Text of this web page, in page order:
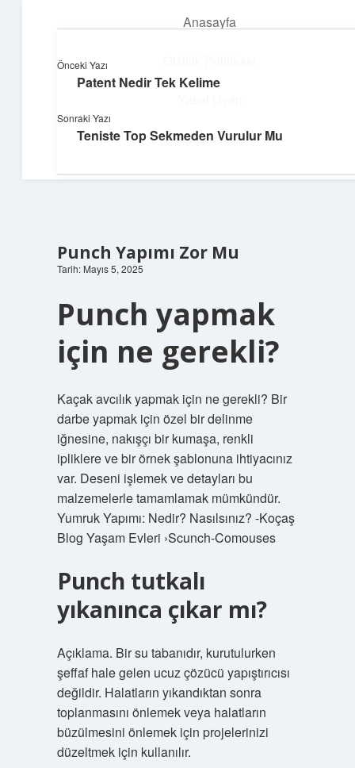
Anasayfa
Hakkımızda
Hızlı hikayelerle gününü şenlendir!
Punch Yapımı Zor Mu
Tarih: Mayıs 5, 2025
Punch yapmak
için ne gerekli?
Kaçak avcılık yapmak için ne gerekli? Bir
darbe yapmak için özel bir delinme
iğnesine, nakışçı bir kumaşa, renkli
ipliklere ve bir örnek şablonuna ihtiyacınız
var. Deseni işlemek ve detayları bu
malzemelerle tamamlamak mümkündür.
Yumruk Yapımı: Nedir? Nasılsınız? -Koçaş
Blog Yaşam Evleri ›Scunch-Comouses
Punch tutkalı
yıkanınca çıkar mı?
Açıklama. Bir su tabanıdır, kurutulurken
şeffaf hale gelen ucuz çözücü yapıştırıcısı
değildir. Halatların yıkandıktan sonra
toplanmasını önlemek veya halatların
büzülmesini önlemek için projelerinizi
düzeltmek için kullanılır.
Önceki Yazı
Patent Nedir Tek Kelime
Sonraki Yazı
Teniste Top Sekmeden Vurulur Mu